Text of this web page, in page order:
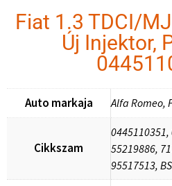
Fiat 1.3 TDCI/
Új Injektor,
Auto markaja Alfa Romeo,
Cikkszam
55219886,
95517513,